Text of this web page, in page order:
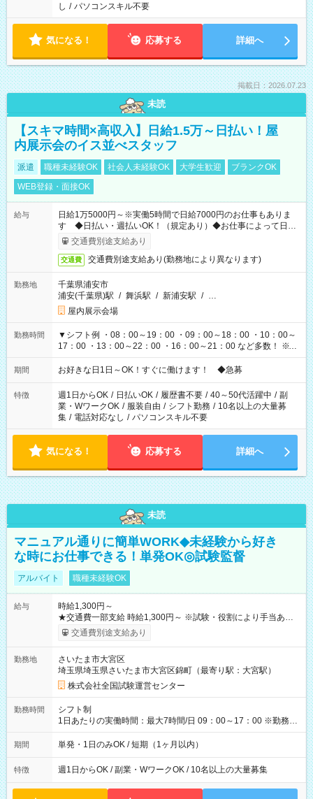
し / パソコンスキル不要
気になる！ 応募する 詳細へ
掲載日：2026.07.23
未読
【スキマ時間×高収入】日給1.5万～日払い！屋
内展示会のイス並べスタッフ
派遣 職種未経験OK 社会人未経験OK 大学生歓迎
ブランクOK
WEB登録・面接OK
給与
日給1万5000円～※実働5時間で日給7000円のお仕事もありま
す ◆日払い・週払いOK！（規定あり）◆お仕事によって日給
も異なります
交通費別途支給あり
交通費 交通費別途支給あり(勤務地により異なります)
勤務地
千葉県浦安市
浦安(千葉県)駅 / 舞浜駅 / 新浦安駅 / …
屋内展示会場
勤務時間
▼シフト例 ・08：00～19：00 ・09：00～18：00 ・10：00～
17：00 ・13：00～22：00 ・16：00～21：00 など多数！ ※お
仕事により勤務時間が異なります
期間 お好きな日1日～OK！すぐに働けます！ ◆急募
特徴 週1日からOK / 日払いOK / 履歴書不要 / 40～50代活躍中 / 副
業・WワークOK / 服装自由 / シフト勤務 / 10名以上の大量募
集 / 電話対応なし / パソコンスキル不要
気になる！ 応募する 詳細へ
未読
マニュアル通りに簡単WORK◆未経験から好き
な時にお仕事できる！単発OK◎試験監督
アルバイト 職種未経験OK
給与
時給1,300円～
★交通費一部支給 時給1,300円～ ※試験・役割により手当あり
※勤務回数により昇給あり 【即給（前払い）オプションあ
り！】 希望される場合、勤務から1週間ほどで給与の一部を受け
例】 ・河合塾模擬試験 8:30～17:30（休憩1時間） 時給1,300円
×8時間＝日収10,400円＋交通費 ※当日の役割により時給＋100
円の場合あり ・国家試験 7:00～13:30（休憩なし） 時給1,300
円（役割手当＋100円）×6時間＝日収8,400円＋交通費 【試用期
間】試用期間なし
交通費別途支給あり
勤務地
さいたま市大宮区
埼玉県埼玉県さいたま市大宮区錦町（最寄り駅：大宮駅）
株式会社全国試験運営センター
勤務時間
シフト制
1日あたりの実働時間：最大7時間/日 09：00～17：00 ※勤務時
間は 試験により異なります。
期間 単発・1日のみOK / 短期（1ヶ月以内）
特徴 週1日からOK / 副業・WワークOK / 10名以上の大量募集